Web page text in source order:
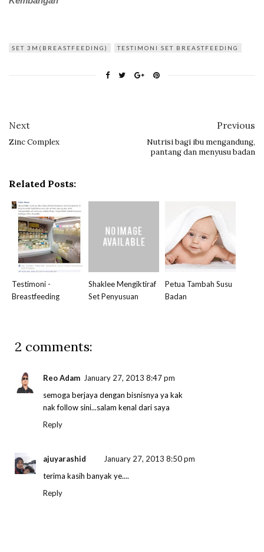
SET 3M(BREASTFEEDING) TESTIMONI SET BREASTFEEDING
Next
Zinc Complex
Previous
Nutrisi bagi ibu mengandung,
pantang dan menyusu badan
Related Posts:
Testimoni -
Breastfeeding
Shaklee Mengiktiraf
Set Penyusuan
Petua Tambah Susu
Badan
2 comments:
Reo Adam January 27, 2013 8:47 pm
semoga berjaya dengan bisnisnya ya kak
nak follow sini...salam kenal dari saya
Reply
ajuyarashid
January 27, 2013 8:50 pm
terima kasih banyak ye....
Reply